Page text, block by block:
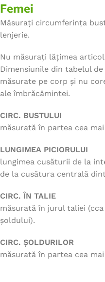
Femei
Măsurați circumferința
lenjerie.
Nu măsurați lățimea
Dimensiunile din tabelul
măsurate pe corp și nu
ale îmbrăcămintei.
CIRC. BUSTULUI
măsurată în partea cea
LUNGIMEA PICIORULUI
lungimea cusăturii de la
de la cusătura centrală
CIRC. ÎN TALIE
măsurată în jurul taliei
șoldului).
CIRC. ȘOLDURILOR
măsurată în partea cea